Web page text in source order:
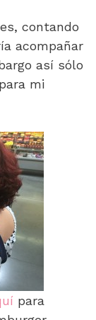
contando
acompañar
así sólo
mi
para